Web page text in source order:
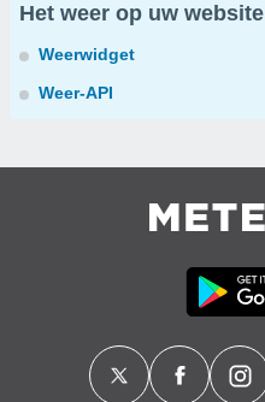
Het weer op uw website
Weerwidget
Weer-API